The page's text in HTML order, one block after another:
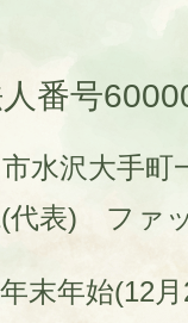
番号
水沢大手町
代表)
ファ
末年始(12